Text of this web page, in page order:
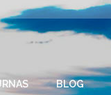
BLOG
VIRTUAL